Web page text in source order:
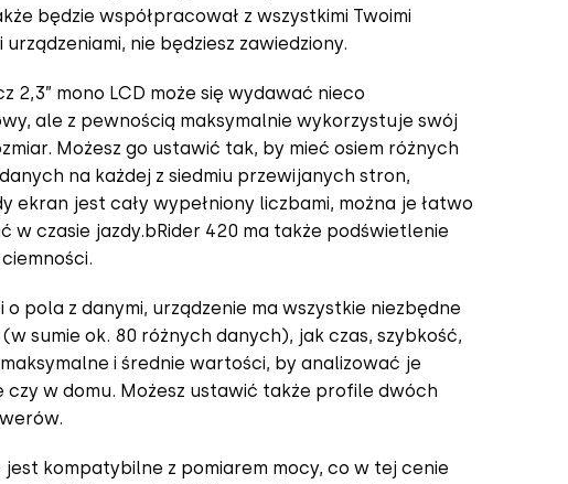
będzie współpracował z wszystkimi Twoimi
urządzeniami, nie będziesz zawiedziony.
2,3” mono LCD może się wydawać nieco
ale z pewnością maksymalnie wykorzystuje swój
Możesz go ustawić tak, by mieć osiem różnych
na każdej z siedmiu przewijanych stron,
ekran jest cały wypełniony liczbami, można je łatwo
w czasie jazdy.bRider 420 ma także podświetlenie
o pola z danymi, urządzenie ma wszystkie niezbędne
sumie ok. 80 różnych danych), jak czas, szybkość,
i średnie wartości, by analizować je
czy w domu. Możesz ustawić także profile dwóch
jest kompatybilne z pomiarem mocy, co w tej cenie